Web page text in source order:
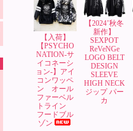
【入荷】
【PSYCHO
NATION-サ
イコネーシ
ョン-】アイ
コンワッペ
ン オール
ファーベル
トライン
フードブル
ゾン
【2024’秋冬
新作】
SEXPOT
ReVeNGe
LOGO BELT
DESIGN
SLEEVE
HIGH NECK
ジップ パー
カ